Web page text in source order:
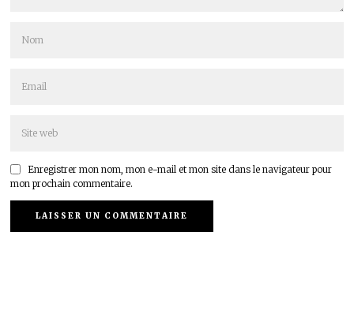
Enregistrer mon nom, mon e-mail et mon site dans le navigateur pour
mon prochain commentaire.